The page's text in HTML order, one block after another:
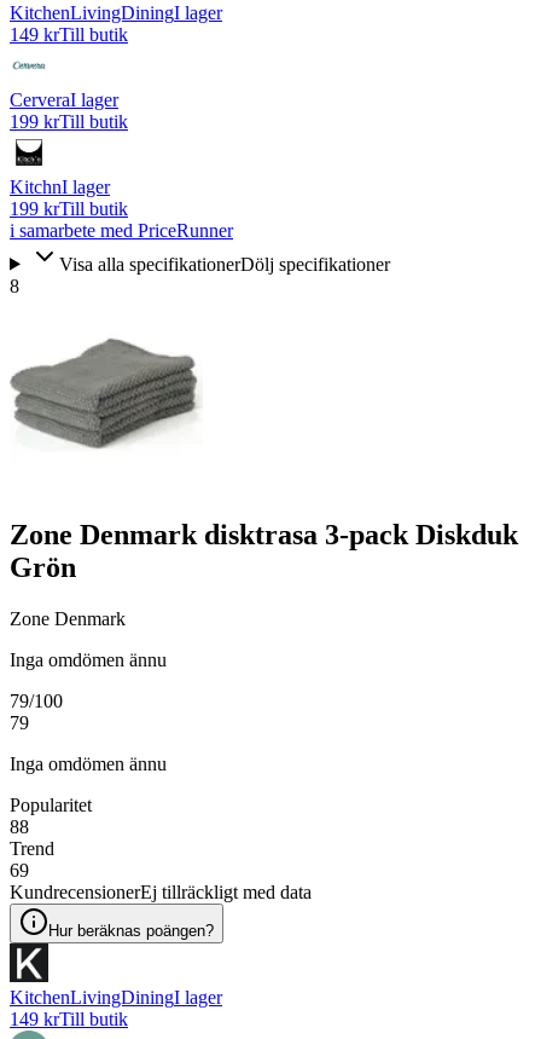
KitchenLivingDiningI lager
149 krTill butik
CerveraI lager
199 krTill butik
KitchnI lager
199 krTill butik
i samarbete med PriceRunner
Visa alla specifikationerDölj specifikationer
8
Zone Denmark disktrasa 3-pack Diskduk
Grön
Zone Denmark
Inga omdömen ännu
79/100
79
Inga omdömen ännu
Popularitet
88
Trend
69
KundrecensionerEj tillräckligt med data
Hur beräknas poängen?
KitchenLivingDiningI lager
149 krTill butik